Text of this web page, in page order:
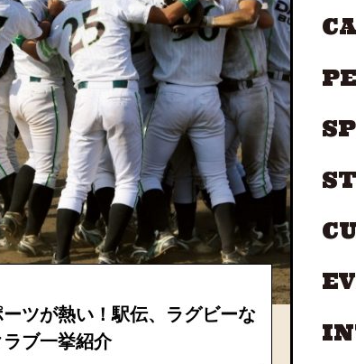
ツが熱い！駅伝、ラグビーな
ブ一挙紹介
詳細へ